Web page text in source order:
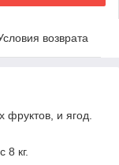
возврата
фруктов, и ягод.
8 кг.